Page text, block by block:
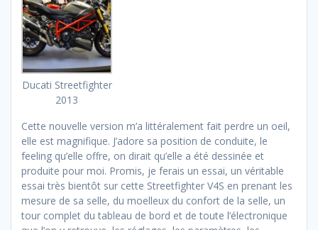
Ducati Streetfighter
2013
Cette nouvelle version m’a littéralement fait perdre un oeil,
elle est magnifique. J’adore sa position de conduite, le
feeling qu’elle offre, on dirait qu’elle a été dessinée et
produite pour moi. Promis, je ferais un essai, un véritable
essai très bientôt sur cette Streetfighter V4S en prenant les
mesure de sa selle, du moelleux du confort de la selle, un
tour complet du tableau de bord et de toute l’électronique